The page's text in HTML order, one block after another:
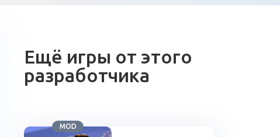
Ещё игры от этого
разработчика
MOD